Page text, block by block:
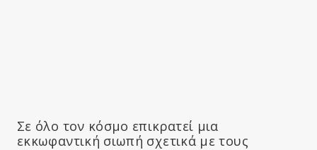
Σε όλο τον κόσμο επικρατεί μια
εκκωφαντική σιωπή σχετικά με τους